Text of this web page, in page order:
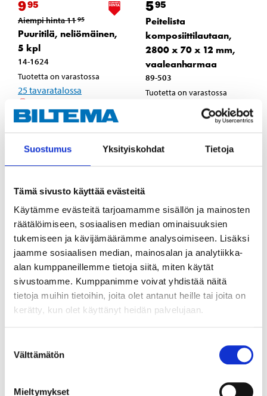
Suostumus Yksityiskohdat Tietoja
Tämä sivusto käyttää evästeitä
Käytämme evästeitä tarjoamamme sisällön ja mainosten
räätälöimiseen, sosiaalisen median ominaisuuksien
tukemiseen ja kävijämäärämme analysoimiseen. Lisäksi
jaamme sosiaalisen median, mainosalan ja analytiikka-
alan kumppaneillemme tietoja siitä, miten käytät
sivustoamme. Kumppanimme voivat yhdistää näitä
tietoja muihin tietoihin, joita olet antanut heille tai joita on
kerätty, kun olet käyttänyt heidän palvelujaan.
valinta
Välttämätön
Mieltymykset
995
Aiempi hinta1195
Puuritilä, neliömäinen,
5 kpl
14-1624
Tuotetta on varastossa
25tavaratalossa
verkkokaupasta
595
Peitelista
komposiittilautaan,
2800 x 70 x 12 mm,
vaaleanharmaa
89-503
Tuotetta on varastossa
tavaratalossa
Tilapäisesti loppu
verkkokaupasta
Asennuskiinnikkeet,
Aloituskiinnikkeet,